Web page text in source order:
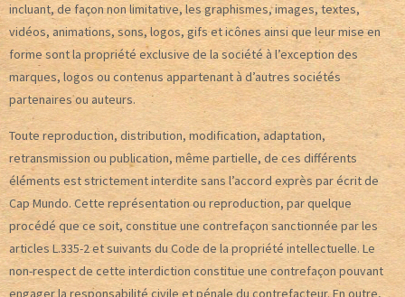
incluant, de façon non limitative, les graphismes, images, textes,
vidéos, animations, sons, logos, gifs et icônes ainsi que leur mise en
forme sont la propriété exclusive de la société à l’exception des
marques, logos ou contenus appartenant à d’autres sociétés
partenaires ou auteurs.
Toute reproduction, distribution, modification, adaptation,
retransmission ou publication, même partielle, de ces différents
éléments est strictement interdite sans l’accord exprès par écrit de
Cap Mundo. Cette représentation ou reproduction, par quelque
procédé que ce soit, constitue une contrefaçon sanctionnée par les
articles L.335-2 et suivants du Code de la propriété intellectuelle. Le
non-respect de cette interdiction constitue une contrefaçon pouvant
engager la responsabilité civile et pénale du contrefacteur. En outre,